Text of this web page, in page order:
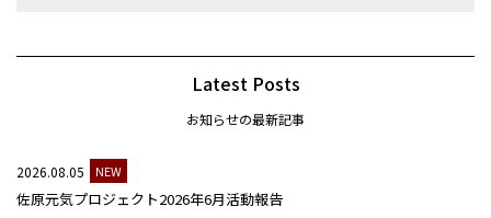
Latest Posts
お知らせの最新記事
2026.08.05 NEW
佐原元気プロジェクト2026年6月活動報告